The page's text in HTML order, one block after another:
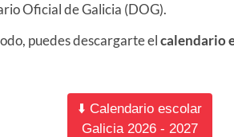
Oficial de Galicia (DOG).
puedes descargarte elcalendario
⬇️ Calendario escolar
Galicia 2026 - 2027